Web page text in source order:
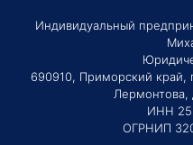
Индивидуальный
690910, Приморский край,
Лермонтова,
ИНН
ОГРНИП